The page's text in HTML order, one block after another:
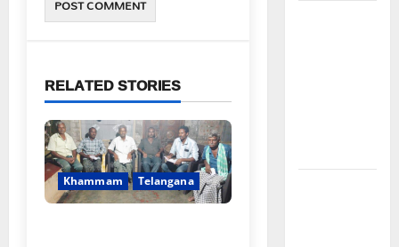
RELATED STORIES
Khammam Telangana